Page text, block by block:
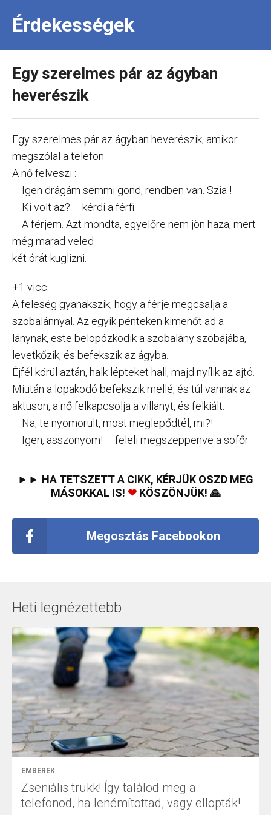
Érdekességek
Egy szerelmes pár az ágyban
heverészik
Egy szerelmes pár az ágyban heverészik, amikor
megszólal a telefon.
A nő felveszi :
– Igen drágám semmi gond, rendben van. Szia !
– Ki volt az? – kérdi a férfi.
– A férjem. Azt mondta, egyelőre nem jön haza, mert
még marad veled
két órát kuglizni.
+1 vicc:
A feleség gyanakszik, hogy a férje megcsalja a
szobalánnyal. Az egyik pénteken kimenőt ad a
lánynak, este belopózkodik a szobalány szobájába,
levetkőzik, és befekszik az ágyba.
Éjfél körül aztán, halk lépteket hall, majd nyílik az ajtó.
Miután a lopakodó befekszik mellé, és túl vannak az
aktuson, a nő felkapcsolja a villanyt, és felkiált:
– Na, te nyomorult, most meglepődtél, mi?!
– Igen, asszonyom! – feleli megszeppenve a sofőr.
►► HA TETSZETT A CIKK, KÉRJÜK OSZD MEG
MÁSOKKAL IS! ❤KÖSZÖNJÜK! 🙏
Megosztás Facebookon
Heti legnézettebb
EMBEREK
Zseniális trükk! Így találod meg a
telefonod, ha lenémítottad, vagy ellopták!